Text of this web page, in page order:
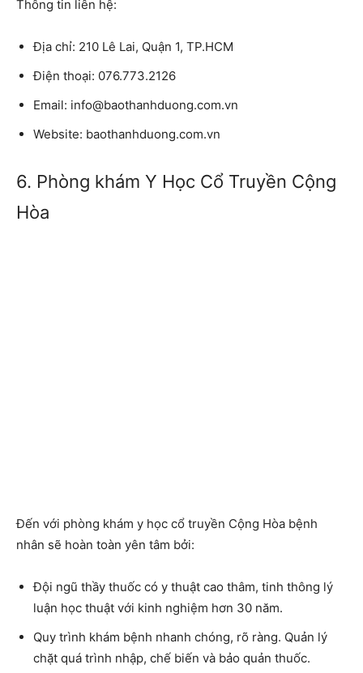
Thông tin liên hệ:
Địa chỉ: 210 Lê Lai, Quận 1, TP.HCM
Điện thoại: 076.773.2126
Email: info@baothanhduong.com.vn
Website: baothanhduong.com.vn
6. Phòng khám Y Học Cổ Truyền Cộng
Hòa
Đến với phòng khám y học cổ truyền Cộng Hòa bệnh
nhân sẽ hoàn toàn yên tâm bởi:
Đội ngũ thầy thuốc có y thuật cao thâm, tinh thông lý
luận học thuật với kinh nghiệm hơn 30 năm.
Quy trình khám bệnh nhanh chóng, rõ ràng. Quản lý
chặt quá trình nhập, chế biến và bảo quản thuốc.